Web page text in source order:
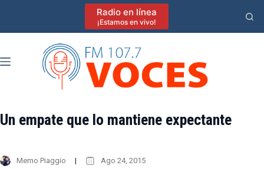
Radio en línea
¡Estamos en vivo!
Un empate que lo mantiene expectante
Memo Piaggio Ago 24, 2015